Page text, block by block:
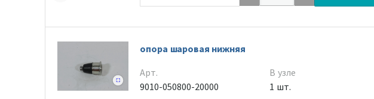
опора шаровая нижняя
Арт.
9010-050800-20000
В узле
1 шт.